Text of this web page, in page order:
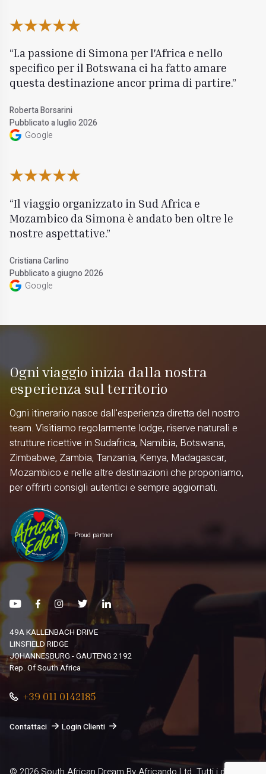
La passione di Simona per l'Africa e nello
specifico per il Botswana ci ha fatto amare
questa destinazione ancor prima di partire.
Roberta Borsarini
Pubblicato a luglio 2026
Google
Il viaggio organizzato in Sud Africa e
Mozambico da Simona è andato ben oltre le
nostre aspettative.
Cristiana Carlino
Pubblicato a giugno 2026
Google
Ogni viaggio inizia dalla nostra
esperienza sul territorio
Ogni itinerario nasce dall'esperienza diretta del nostro
team. Visitiamo regolarmente lodge, riserve naturali e
strutture ricettive in Sudafrica, Namibia, Botswana,
Zimbabwe, Zambia, Tanzania, Kenya, Madagascar,
Mozambico e nelle altre destinazioni che proponiamo,
per offrirti consigli autentici e sempre aggiornati.
Proud partner
49A KALLENBACH DRIVE
LINSFIELD RIDGE
JOHANNESBURG - GAUTENG 2192
Rep. Of South Africa
+39 011 0142185
Contattaci Login Clienti